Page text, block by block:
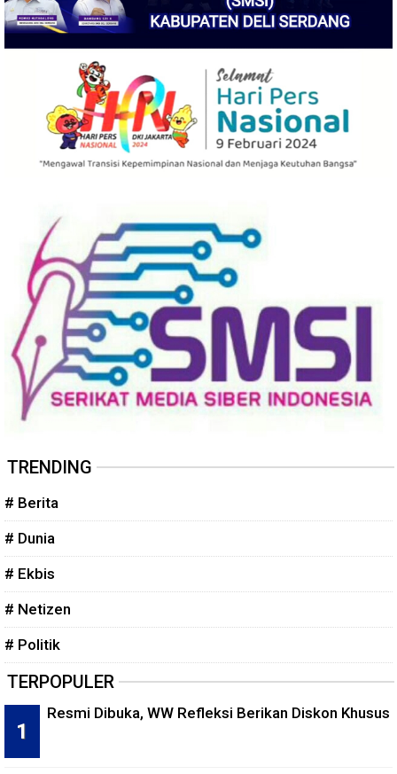
TRENDING
# Berita
# Dunia
# Ekbis
# Netizen
# Politik
TERPOPULER
Resmi Dibuka, WW Refleksi Berikan Diskon Khusus